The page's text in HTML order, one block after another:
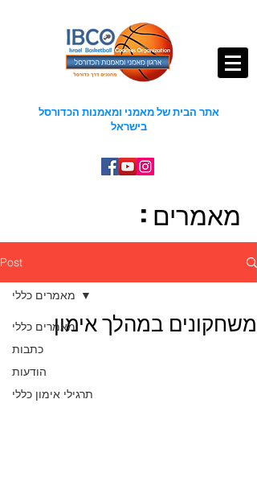
אתר הבית של מאמני ומאמנות הכדורסל
בישראל
מאמרים :
Post
מאמרים כללי
כתבות
הודעות
תרגילי אימון כללי
מאמרים כללי
משחקונים במהלך אימון